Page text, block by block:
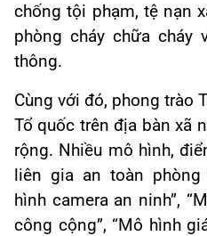
chống tội phạm, tệ nạn
phòng cháy chữa
thông.
Cùng với đó, phong trào
Tổ quốc trên địa bàn xã
rộng. Nhiều mô hình,
liên gia an toàn phòng
hình camera an ninh”,
công cộng”, “Mô hình